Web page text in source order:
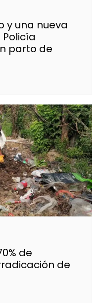
y una nueva
parto de
de
de